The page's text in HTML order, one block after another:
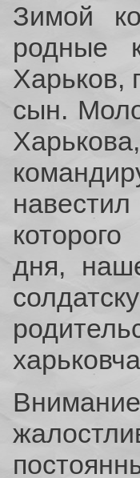
Зимой
родные
Харьков,
сын.
дня,